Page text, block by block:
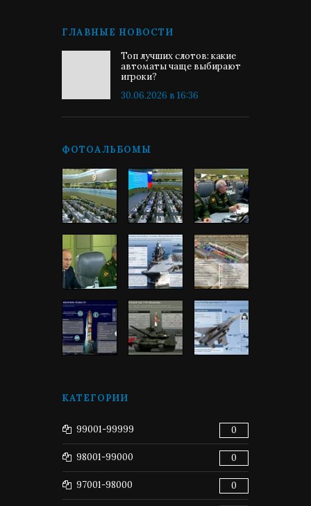
ГЛАВНЫЕ НОВОСТИ
Топ лучших слотов: какие
автоматы чаще выбирают
игроки?
30.06.2026 в 16:36
ФОТОАЛЬБОМЫ
КАТЕГОРИИ
99001-99999 0
98001-99000 0
97001-98000 0